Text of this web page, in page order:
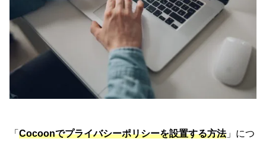
「 Cocoonでプライバシーポリシーを設置する方法」につ